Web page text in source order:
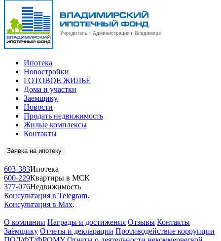
Ипотека
Новостройки
ГОТОВОЕ ЖИЛЬЁ
Дома и участки
Заемщику
Новости
Продать недвижимость
Жилые комплексы
Контакты
Заявка на ипотеку
603-383Ипотека
600-229Квартиры в МСК
377-076Недвижимость
Консультация в Telegram.
Консультация в Max.
О компании Награды и достижения Отзывы Контакты
Заёмщику Отчеты и декларации Противодействие коррупции